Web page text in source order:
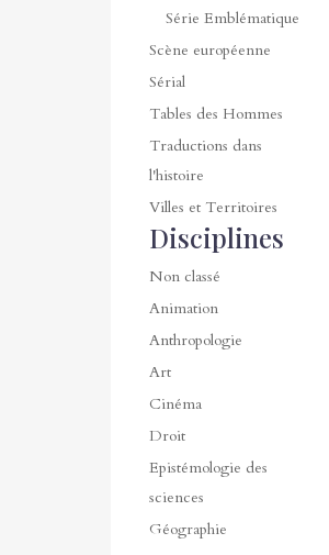
Série Emblématique
Scène européenne
Sérial
Tables des Hommes
Traductions dans
l'histoire
Villes et Territoires
Disciplines
Non classé
Animation
Anthropologie
Art
Cinéma
Droit
Epistémologie des
sciences
Géographie